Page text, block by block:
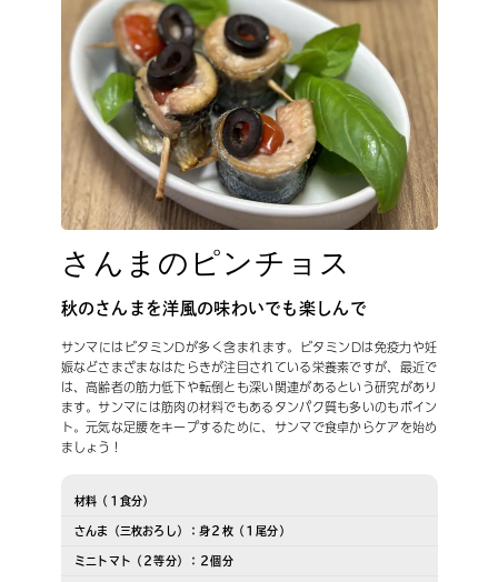
さんまのピンチョス
秋のさんまを洋風の味わいでも楽しんで
サンマにはビタミンDが多く含まれます。ビタミンDは免疫力や妊
娠などさまざまなはたらきが注目されている栄養素ですが、最近で
は、高齢者の筋力低下や転倒とも深い関連があるという研究があり
ます。サンマには筋肉の材料でもあるタンパク質も多いのもポイン
ト。元気な足腰をキープするために、サンマで食卓からケアを始め
ましょう！
材料（１食分）
さんま（三枚おろし）：身２枚（１尾分）
ミニトマト（２等分）：２個分